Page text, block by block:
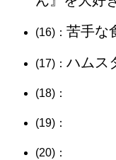
(16)： 苦手な
(17)： ハムス
(18)：
(19)：
(20)：